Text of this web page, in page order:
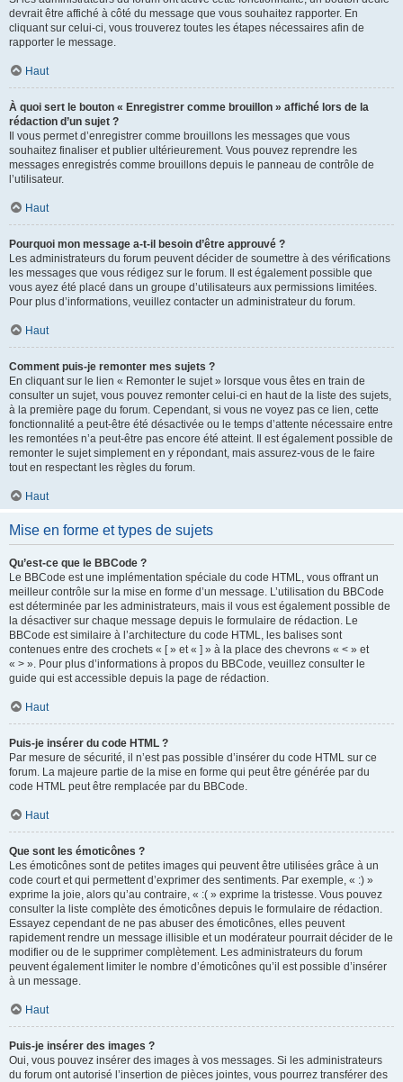
devrait être affiché à côté du message que vous souhaitez rapporter. En
cliquant sur celui-ci, vous trouverez toutes les étapes nécessaires afin de
rapporter le message.
Haut
À quoi sert le bouton « Enregistrer comme brouillon » affiché lors de la
rédaction d’un sujet ?
Il vous permet d’enregistrer comme brouillons les messages que vous
souhaitez finaliser et publier ultérieurement. Vous pouvez reprendre les
messages enregistrés comme brouillons depuis le panneau de contrôle de
l’utilisateur.
Haut
Pourquoi mon message a-t-il besoin d’être approuvé ?
Les administrateurs du forum peuvent décider de soumettre à des vérifications
les messages que vous rédigez sur le forum. Il est également possible que
vous ayez été placé dans un groupe d’utilisateurs aux permissions limitées.
Pour plus d’informations, veuillez contacter un administrateur du forum.
Haut
Comment puis-je remonter mes sujets ?
En cliquant sur le lien « Remonter le sujet » lorsque vous êtes en train de
consulter un sujet, vous pouvez remonter celui-ci en haut de la liste des sujets,
à la première page du forum. Cependant, si vous ne voyez pas ce lien, cette
fonctionnalité a peut-être été désactivée ou le temps d’attente nécessaire entre
les remontées n’a peut-être pas encore été atteint. Il est également possible de
remonter le sujet simplement en y répondant, mais assurez-vous de le faire
tout en respectant les règles du forum.
Haut
Mise en forme et types de sujets
Qu’est-ce que le BBCode ?
Le BBCode est une implémentation spéciale du code HTML, vous offrant un
meilleur contrôle sur la mise en forme d’un message. L’utilisation du BBCode
est déterminée par les administrateurs, mais il vous est également possible de
la désactiver sur chaque message depuis le formulaire de rédaction. Le
BBCode est similaire à l’architecture du code HTML, les balises sont
contenues entre des crochets « [ » et « ] » à la place des chevrons « < » et
« > ». Pour plus d’informations à propos du BBCode, veuillez consulter le
guide qui est accessible depuis la page de rédaction.
Haut
Puis-je insérer du code HTML ?
Par mesure de sécurité, il n’est pas possible d’insérer du code HTML sur ce
forum. La majeure partie de la mise en forme qui peut être générée par du
code HTML peut être remplacée par du BBCode.
Haut
Que sont les émoticônes ?
Les émoticônes sont de petites images qui peuvent être utilisées grâce à un
code court et qui permettent d’exprimer des sentiments. Par exemple, « :) »
exprime la joie, alors qu’au contraire, « :( » exprime la tristesse. Vous pouvez
consulter la liste complète des émoticônes depuis le formulaire de rédaction.
Essayez cependant de ne pas abuser des émoticônes, elles peuvent
rapidement rendre un message illisible et un modérateur pourrait décider de le
modifier ou de le supprimer complètement. Les administrateurs du forum
peuvent également limiter le nombre d’émoticônes qu’il est possible d’insérer
à un message.
Haut
Puis-je insérer des images ?
Oui, vous pouvez insérer des images à vos messages. Si les administrateurs
du forum ont autorisé l’insertion de pièces jointes, vous pourrez transférer des